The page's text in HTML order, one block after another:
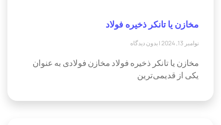
مخازن یا تانکر ذخیره فولاد
نوامبر 13, 2024 بدون دیدگاه
مخازن یا تانکر ذخیره فولاد مخازن فولادی به عنوان
یکی از قدیمی‌ترین